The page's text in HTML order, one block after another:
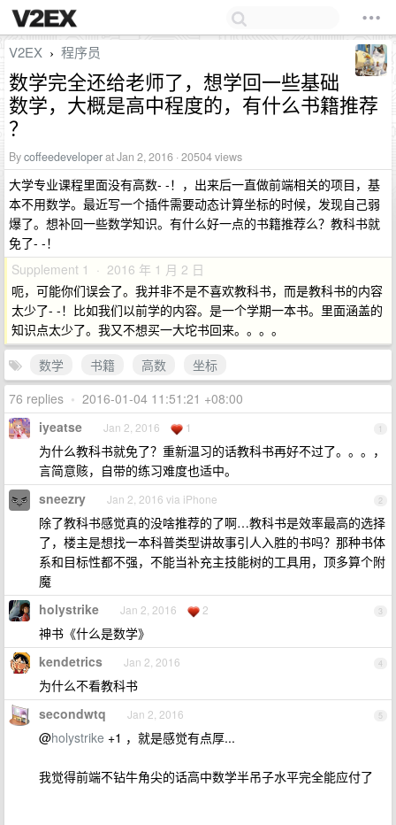
V2EX › 程序员
数学完全还给老师了，想学回一些基础
数学，大概是高中程度的，有什么书籍推荐
？
Bycoffeedeveloperat Jan 2, 2016 · 20504 views
大学专业课程里面没有高数- -！，出来后一直做前端相关的项目，基
本不用数学。最近写一个插件需要动态计算坐标的时候，发现自己弱
爆了。想补回一些数学知识。有什么好一点的书籍推荐么？教科书就
免了- -！
Supplement 1 · 2016 年 1 月 2 日
呃，可能你们误会了。我并非不是不喜欢教科书，而是教科书的内容
太少了- -！比如我们以前学的内容。是一个学期一本书。里面涵盖的
知识点太少了。我又不想买一大坨书回来。。。。
数学
书籍 高数
坐标
76 replies • 2016-01-04 11:51:21 +08:00
1
iyeatse Jan 2, 2016 1
为什么教科书就免了？重新温习的话教科书再好不过了。。。，
言简意赅，自带的练习难度也适中。
2
sneezry Jan 2, 2016 via iPhone
除了教科书感觉真的没啥推荐的了啊…教科书是效率最高的选择
了，楼主是想找一本科普类型讲故事引人入胜的书吗？那种书体
系和目标性都不强，不能当补充主技能树的工具用，顶多算个附
魔
3
holystrike Jan 2, 2016 2
神书《什么是数学》
4
kendetrics Jan 2, 2016
为什么不看教科书
5
secondwtq Jan 2, 2016
@holystrike +1 ，就是感觉有点厚...
我觉得前端不钻牛角尖的话高中数学半吊子水平完全能应付了